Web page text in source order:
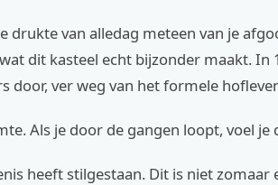
drukte van alledag meteen van je
dit kasteel echt bijzonder maakt. In
door, ver weg van het formele
Als je door de gangen loopt, voel je
heeft stilgestaan. Dit is niet zomaar